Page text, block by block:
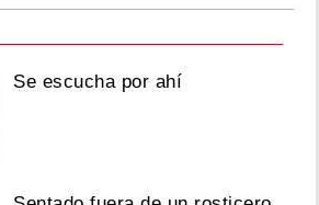
Se escucha por ahí